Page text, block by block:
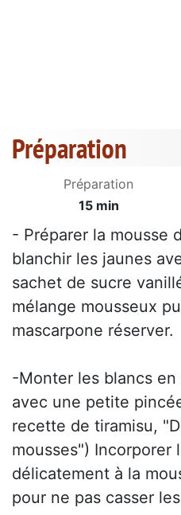
Préparation
Préparation
15 min
- Préparer la mousse
blanchir les jaunes
sachet de sucre
mélange mousseux
mascarpone réserver.
-Monter les blancs
avec une petite
recette de tiramisu,
mousses") Incorporer
délicatement à la
pour ne pas casser